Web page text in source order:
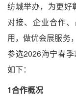
纺城举办，为更好
对接、企业合作
用，做优会展服务
参选2026海宁春
如下：
1合作概况